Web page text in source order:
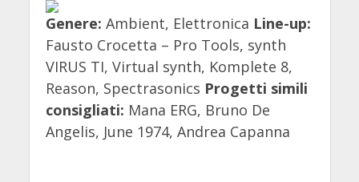
Genere: Ambient, Elettronica Line-up:
Fausto Crocetta – Pro Tools, synth
VIRUS TI, Virtual synth, Komplete 8,
Reason, Spectrasonics Progetti simili
consigliati: Mana ERG, Bruno De
Angelis, June 1974, Andrea Capanna